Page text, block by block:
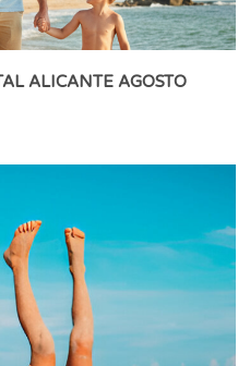
ALICANTE AGOSTO